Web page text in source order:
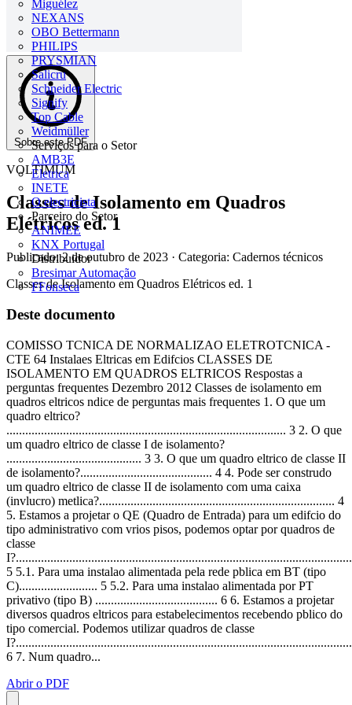
Miguélez
NEXANS
OBO Bettermann
PHILIPS
PRYSMIAN
Salicru
Schneider Electric
Signify
Top Cable
Weidmüller
Serviços para o Setor
AMB3E
Eletrica
INETE
O electricista
Parceiro do Setor
ANIMEE
KNX Portugal
Distribuidor
Bresimar Automação
FFonseca
Sobre este PDF
VOLTIMUM
Classes de Isolamento em Quadros
Elétricos ed. 1
Publicado: 2 de outubro de 2023 · Categoria: Cadernos técnicos
Classes de Isolamento em Quadros Elétricos ed. 1
Deste documento
COMISSO TCNICA DE NORMALIZAO ELETROTCNICA -
CTE 64 Instalaes Eltricas em Edifcios CLASSES DE
ISOLAMENTO EM QUADROS ELTRICOS Respostas a
perguntas frequentes Dezembro 2012 Classes de isolamento em
quadros eltricos ndice de perguntas mais frequentes 1. O que um
quadro eltrico?
......................................................................................... 3 2. O que
um quadro eltrico de classe I de isolamento?
........................................... 3 3. O que um quadro eltrico de classe II
de isolamento?.......................................... 4 4. Pode ser construdo
um quadro eltrico de classe II de isolamento com uma caixa
(invlucro) metlica?........................................................................... 4
5. Estamos a projetar o QE (Quadro de Entrada) para um edifcio do
tipo administrativo com vrios pisos, podemos optar por quadros de
classe
5 5.1. Para uma instalao alimentada pela rede pblica em BT (tipo
C)......................... 5 5.2. Para uma instalao alimentada por PT
privativo (tipo B) ....................................... 6 6. Estamos a projetar
diversos quadros eltricos para estabelecimentos recebendo pblico do
tipo comercial. Podemos utilizar quadros de classe
6 7. Num quadro...
Abrir o PDF